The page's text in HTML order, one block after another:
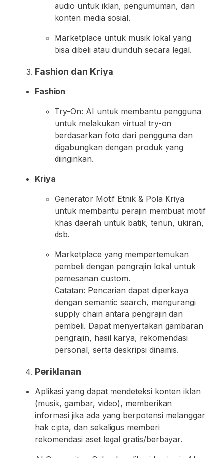
audio untuk iklan, pengumuman, dan
konten media sosial.
Marketplace untuk musik lokal yang
bisa dibeli atau diunduh secara legal.
Fashion dan Kriya
Fashion
Try-On: AI untuk membantu pengguna
untuk melakukan virtual try-on
berdasarkan foto dari pengguna dan
digabungkan dengan produk yang
diinginkan.
Kriya
Generator Motif Etnik & Pola Kriya
untuk membantu perajin membuat motif
khas daerah untuk batik, tenun, ukiran,
dsb.
Marketplace yang mempertemukan
pembeli dengan pengrajin lokal untuk
pemesanan custom.
Catatan: Pencarian dapat diperkaya
dengan semantic search, mengurangi
supply chain antara pengrajin dan
pembeli. Dapat menyertakan gambaran
pengrajin, hasil karya, rekomendasi
personal, serta deskripsi dinamis.
Periklanan
Aplikasi yang dapat mendeteksi konten iklan
(musik, gambar, video), memberikan
informasi jika ada yang berpotensi melanggar
hak cipta, dan sekaligus memberi
rekomendasi aset legal gratis/berbayar.